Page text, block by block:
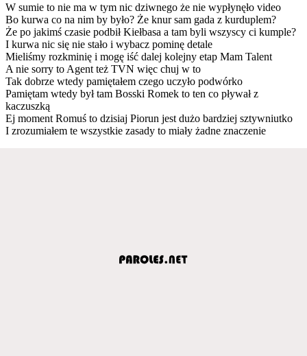
W sumie to nie ma w tym nic dziwnego że nie wypłynęło video
Bo kurwa co na nim by było? Że knur sam gada z kurduplem?
Że po jakimś czasie podbił Kiełbasa a tam byli wszyscy ci kumple?
I kurwa nic się nie stało i wybacz pominę detale
Mieliśmy rozkminię i mogę iść dalej kolejny etap Mam Talent
A nie sorry to Agent też TVN więc chuj w to
Tak dobrze wtedy pamiętałem czego uczyło podwórko
Pamiętam wtedy był tam Bosski Romek to ten co pływał z
kaczuszką
Ej moment Romuś to dzisiaj Piorun jest dużo bardziej sztywniutko
I zrozumiałem te wszystkie zasady to miały żadne znaczenie